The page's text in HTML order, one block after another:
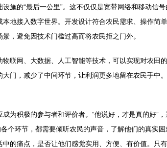
施的“最后一公里”。这不仅仅是宽带网络和移动信
地接入数字世界。开发设计符合农民需求、操作
，避免因技术门槛过高而将农民拒之门外。
联网、大数据、人工智能等技术，可以实现对农
门，减少了中间环节，让利润更多地留在农民手
为积极的参与者和评价者。“他说好，才是真的好”
个环节，都需要倾听农民的声音，了解他们的真实
的痛点，是否让他们感觉实用、方便、有价值。只